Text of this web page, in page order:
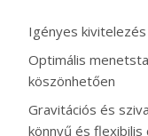
Igényes
Optimális
köszönhetően
Gravitációs és
könnyű és flexibilis